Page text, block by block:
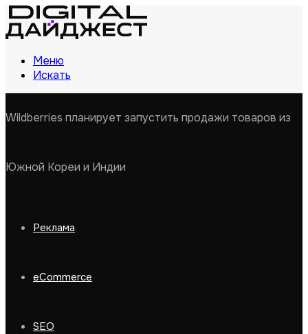
Меню
Искать
Wildberries планирует запустить продажи товаров из
Южной Кореи и Индии
Реклама
eCommerce
SEO